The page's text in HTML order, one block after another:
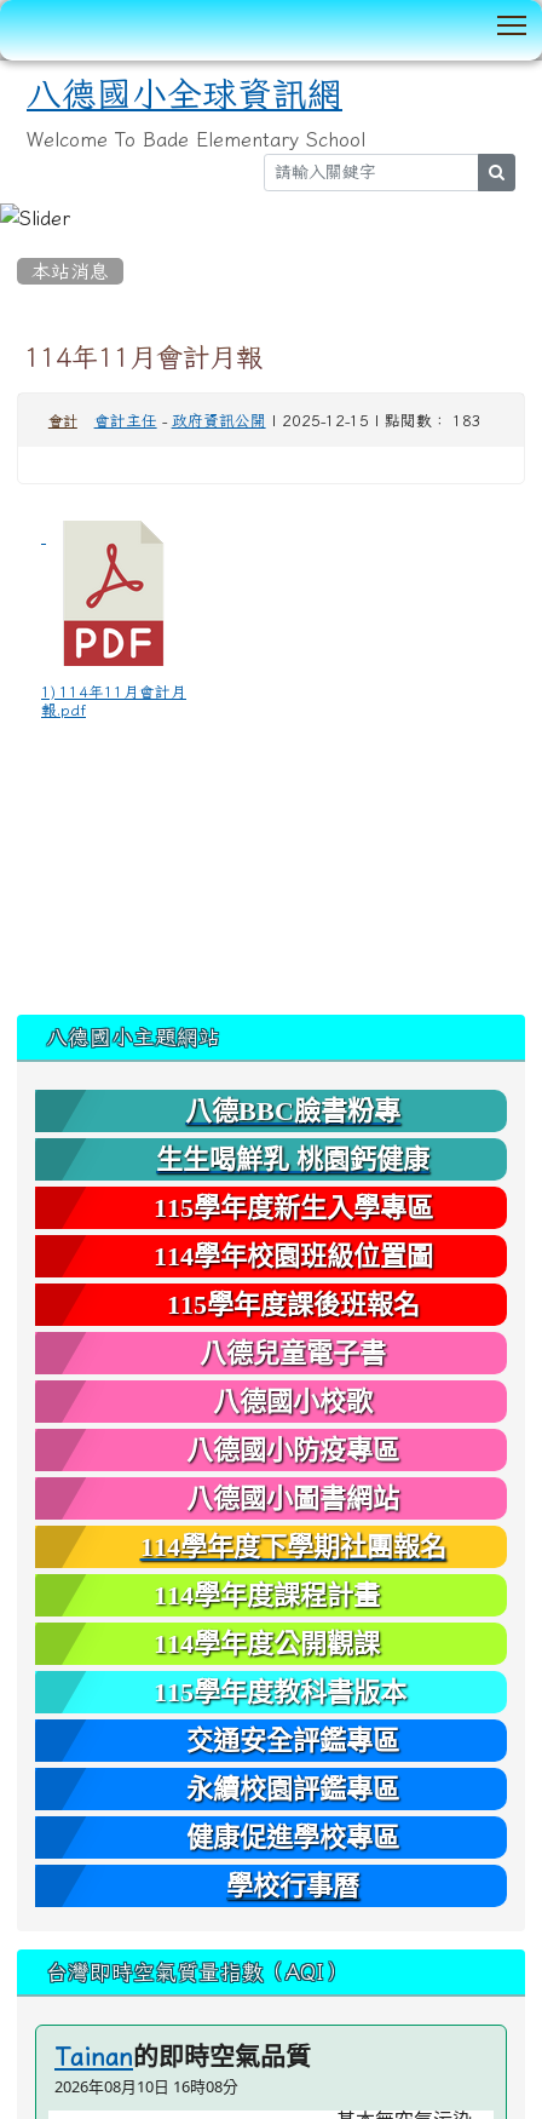
八德國小全球資訊網
Welcome To Bade Elementary School
本站消息
114年11月會計月報
會計 會計主任 - 政府資訊公開 | 2025-12-15 | 點閱數： 183
1) 114年11月會計月
報.pdf
八德國小主題網站
八德BBC臉書粉專
生生喝鮮乳 桃園鈣健康
115學年度新生入學專區
114學年校園班級位置圖
115學年度課後班報名
八德兒童電子書
八德國小校歌
八德國小防疫專區
八德國小圖書網站
114學年度下學期社團報名
114學年度課程計畫
114學年度公開觀課
115學年度教科書版本
交通安全評鑑專區
永續校園評鑑專區
健康促進學校專區
學校行事曆
台灣即時空氣質量指數（AQI）
Tainan的即時空氣品質
2026年08月10日 16時08分